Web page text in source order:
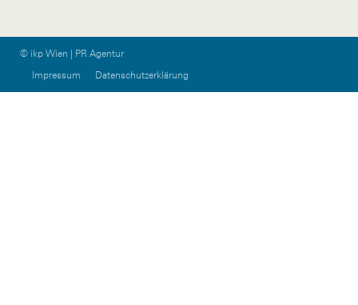
© ikp Wien | PR Agentur
Impressum
Datenschutzerklärung